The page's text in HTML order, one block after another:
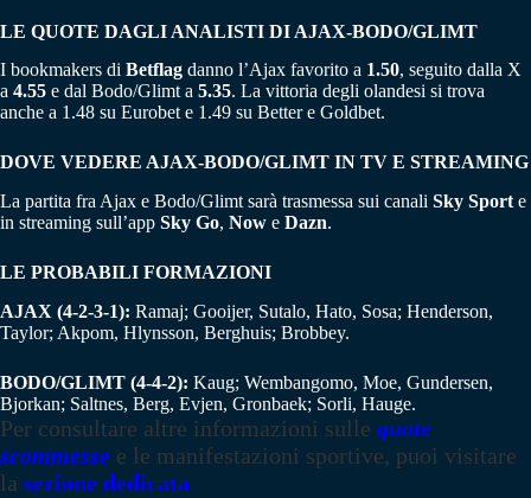
LE QUOTE DAGLI ANALISTI DI AJAX-BODO/GLIMT
I bookmakers di Betflag danno l’Ajax favorito a 1.50, seguito dalla X
a 4.55 e dal Bodo/Glimt a 5.35. La vittoria degli olandesi si trova
anche a 1.48 su Eurobet e 1.49 su Better e Goldbet.
DOVE VEDERE AJAX-BODO/GLIMT IN TV E STREAMING
La partita fra Ajax e Bodo/Glimt sarà trasmessa sui canali Sky Sport e
in streaming sull’app Sky Go, Now e Dazn.
LE PROBABILI FORMAZIONI
AJAX (4-2-3-1): Ramaj; Gooijer, Sutalo, Hato, Sosa; Henderson,
Taylor; Akpom, Hlynsson, Berghuis; Brobbey.
BODO/GLIMT (4-4-2): Kaug; Wembangomo, Moe, Gundersen,
Bjorkan; Saltnes, Berg, Evjen, Gronbaek; Sorli, Hauge.
Per consultare altre informazioni sulle quote
scommesse e le manifestazioni sportive, puoi visitare
la sezione dedicata